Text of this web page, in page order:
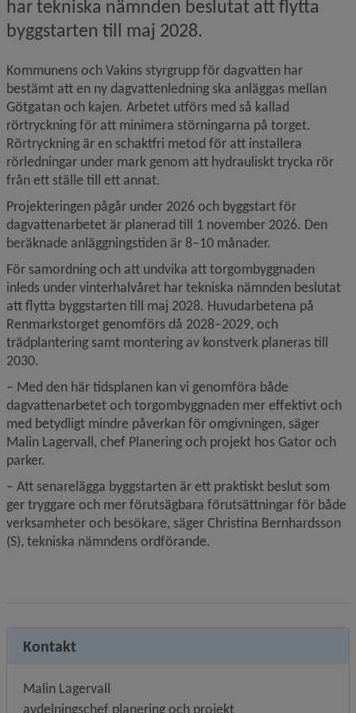
har tekniska nämnden beslutat att flytta
byggstarten till maj 2028.
Kommunens och Vakins styrgrupp för dagvatten har
bestämt att en ny dagvattenledning ska anläggas mellan
Götgatan och kajen. Arbetet utförs med så kallad
rörtryckning för att minimera störningarna på torget.
Rörtryckning är en schaktfri metod för att installera
rörledningar under mark genom att hydrauliskt trycka rör
från ett ställe till ett annat.
Projekteringen pågår under 2026 och byggstart för
dagvattenarbetet är planerad till 1 november 2026. Den
beräknade anläggningstiden är 8–10 månader.
För samordning och att undvika att torgombyggnaden
inleds under vinterhalvåret har tekniska nämnden beslutat
att flytta byggstarten till maj 2028. Huvudarbetena på
Renmarkstorget genomförs då 2028–2029, och
trädplantering samt montering av konstverk planeras till
2030.
– Med den här tidsplanen kan vi genomföra både
dagvattenarbetet och torgombyggnaden mer effektivt och
med betydligt mindre påverkan för omgivningen, säger
Malin Lagervall, chef Planering och projekt hos Gator och
parker.
– Att senarelägga byggstarten är ett praktiskt beslut som
ger tryggare och mer förutsägbara förutsättningar för både
verksamheter och besökare, säger Christina Bernhardsson
(S), tekniska nämndens ordförande.
Kontakt
Malin Lagervall
avdelningschef planering och projekt